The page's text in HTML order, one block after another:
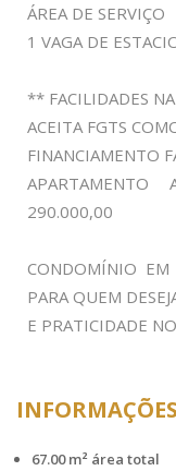
ÁREA DE SERVIÇO
1 VAGA DE
** FACILIDADES
ACEITA FGTS
FINANCIAMENTO
290.000,00
CONDOMÍNIO EM
PARA QUEM
E PRATICIDADE
67.00 m² área total